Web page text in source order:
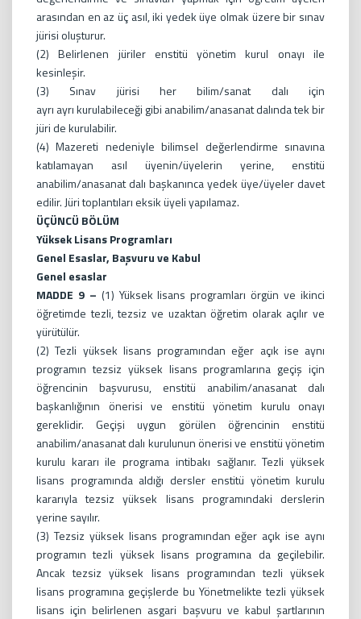
arasından en az üç asıl, iki yedek üye olmak üzere bir sınav
jürisi oluşturur.
(2) Belirlenen jüriler enstitü yönetim kurul onayı ile
kesinleşir.
(3) Sınav jürisi her bilim/sanat dalı için
ayrı ayrı kurulabileceği gibi anabilim/anasanat dalında tek bir
jüri de kurulabilir.
(4) Mazereti nedeniyle bilimsel değerlendirme sınavına
katılamayan asıl üyenin/üyelerin yerine, enstitü
anabilim/anasanat dalı başkanınca yedek üye/üyeler davet
edilir. Jüri toplantıları eksik üyeli yapılamaz.
ÜÇÜNCÜ BÖLÜM
Yüksek Lisans Programları
Genel Esaslar, Başvuru ve Kabul
Genel esaslar
MADDE 9 – (1) Yüksek lisans programları örgün ve ikinci
öğretimde tezli, tezsiz ve uzaktan öğretim olarak açılır ve
yürütülür.
(2) Tezli yüksek lisans programından eğer açık ise aynı
programın tezsiz yüksek lisans programlarına geçiş için
öğrencinin başvurusu, enstitü anabilim/anasanat dalı
başkanlığının önerisi ve enstitü yönetim kurulu onayı
gereklidir. Geçişi uygun görülen öğrencinin enstitü
anabilim/anasanat dalı kurulunun önerisi ve enstitü yönetim
kurulu kararı ile programa intibakı sağlanır. Tezli yüksek
lisans programında aldığı dersler enstitü yönetim kurulu
kararıyla tezsiz yüksek lisans programındaki derslerin
yerine sayılır.
(3) Tezsiz yüksek lisans programından eğer açık ise aynı
programın tezli yüksek lisans programına da geçilebilir.
Ancak tezsiz yüksek lisans programından tezli yüksek
lisans programına geçişlerde bu Yönetmelikte tezli yüksek
lisans için belirlenen asgari başvuru ve kabul şartlarının